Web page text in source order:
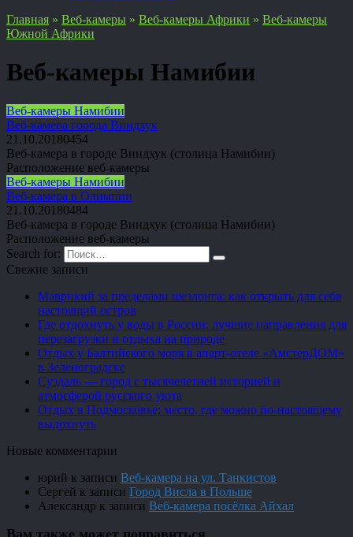
Главная » Веб-камеры » Веб-камеры Африки » Веб-камеры
Южной Африки
Веб-камеры Намибии
Веб-камеры Намибии
Веб-камера города Виндхук
21.10.20180454
Веб-камера в городе Виндхук (столица Намибии)
Расположение веб-камеры
Веб-камеры Намибии
Веб-камера в Олимпии
21.10.20180484
Веб-камера в городе Виндхук (столица Намибии)
Расположение веб-камеры
Search for:
Свежие записи
Маврикий за пределами шезлонга: как открыть для себя
настоящий остров
Где отдохнуть у воды в России: лучшие направления для
перезагрузки и отдыха на природе
Отдых у Балтийского моря в апарт-отеле «АмстерДОМ»
в Зеленоградске
Суздаль — город с тысячелетней историей и
атмосферой русского уюта
Отдых в Подмосковье: место, где можно по-настоящему
выдохнуть
Новые комментарии
юрий к записи Веб-камера на ул. Танкистов
Сергей к записи Город Висла в Польше
Александр к записи Веб-камера посёлка Айхал
Вам также может понравиться